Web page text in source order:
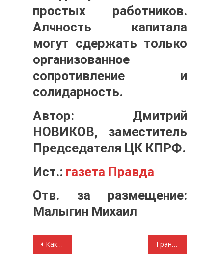
простых работников.
Алчность капитала
могут сдержать только
организованное
сопротивление и
солидарность.
Автор: Дмитрий
НОВИКОВ, заместитель
Председателя ЦК КПРФ.
Ист.: газета Правда
Отв. за размещение:
Малыгин Михаил
Навигация
Как экономить и копить деньги Грант на увековечение памяти погибших защитников Отечества с. Алтары